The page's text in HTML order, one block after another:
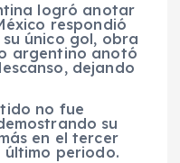
logró anotar
respondió
único gol, obra
argentino anotó
dejando
no fue
su
en el tercer
periodo.